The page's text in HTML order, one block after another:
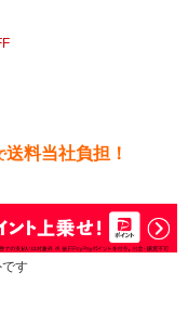
送料当社負担！
す